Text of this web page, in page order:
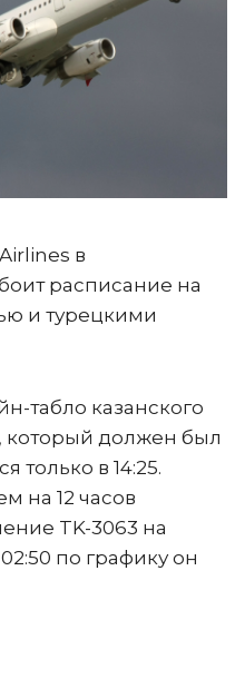
в
расписание на
и турецкими
табло казанского
который должен был
только в 14:25.
на 12 часов
TK-3063 на
по графику он